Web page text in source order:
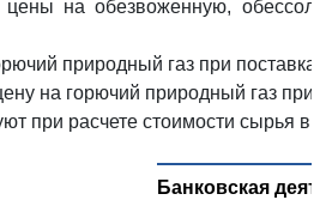
на обезвоженную,
природный газ при
на горючий природный газ при
при расчете стоимости сырья
Банковская